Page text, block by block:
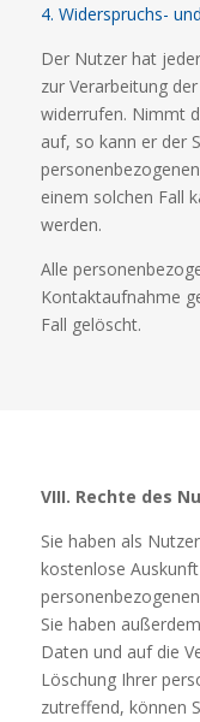
4. Widerspruchs-
Der Nutzer hat
zur Verarbeitung
widerrufen. Nimmt
auf, so kann er der
einem solchen Fall
werden.
Alle
Kontaktaufnahme
Fall gelöscht.
VIII. Rechte des
Sie haben als
kostenlose
Sie haben
Daten und auf die
Löschung Ihrer
zutreffend, können